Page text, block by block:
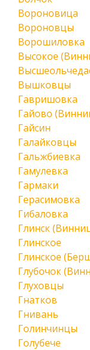
Вороновица
Вороновцы
Ворошиловка
Высокое
Вышковцы
Гавришовка
Гайово
Гайсин
Галайковцы
Гальжбиевка
Гамулевка
Гармаки
Герасимовка
Гибаловка
Глинск
Глинское
Глинское
Глубочок
Глуховцы
Гнатков
Гнивань
Голинчинцы
Голубече